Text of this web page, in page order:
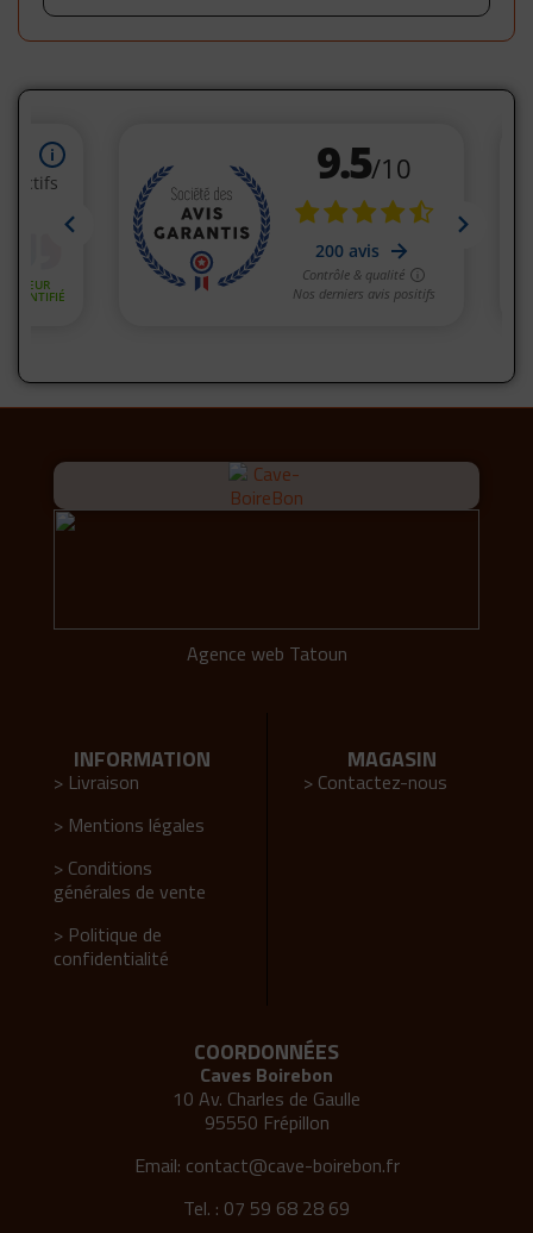
Agence web Tatoun
INFORMATION
> Livraison
> Mentions légales
> Conditions
générales de vente
> Politique de
confidentialité
MAGASIN
> Contactez-nous
COORDONNÉES
Caves Boirebon
10 Av. Charles de Gaulle
95550 Frépillon
Email: contact@cave-boirebon.fr
Tel. : 07 59 68 28 69